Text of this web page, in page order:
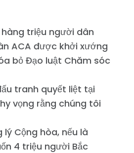
triệu người dân
ACA được khởi xướng
bỏ Đạo luật Chăm sóc
tranh quyết liệt tại
vọng rằng chúng tôi
Cộng hòa, nếu là
4 triệu người Bắc